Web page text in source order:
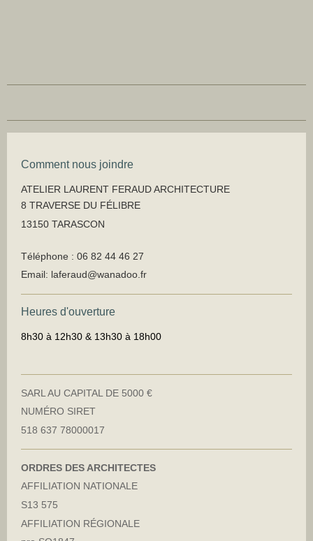
Comment nous joindre
ATELIER LAURENT FERAUD ARCHITECTURE
8 TRAVERSE DU FÉLIBRE
13150 TARASCON
Téléphone : 06 82 44 46 27
Email: laferaud@wanadoo.fr
Heures d'ouverture
8h30 à 12h30 & 13h30 à 18h00
SARL AU CAPITAL DE 5000 €
NUMÉRO SIRET
518 637 78000017
ORDRES DES ARCHITECTES
AFFILIATION NATIONALE
S13 575
AFFILIATION RÉGIONALE